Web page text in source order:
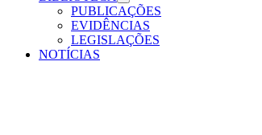
PUBLICAÇÕES
EVIDÊNCIAS
LEGISLAÇÕES
NOTÍCIAS